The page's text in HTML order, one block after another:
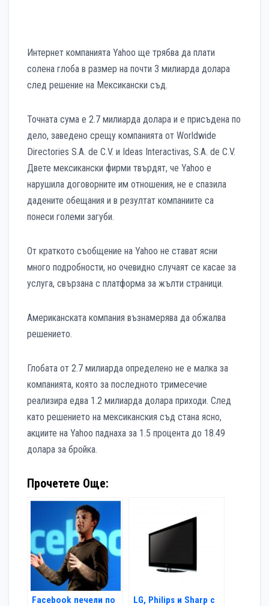
Интернет компанията Yahoo ще трябва да плати
солена глоба в размер на почти 3 милиарда долара
след решение на Мексикански съд.
Точната сума е 2.7 милиарда долара и е присъдена по
дело, заведено срещу компанията от Worldwide
Directories S.A. de C.V. и Ideas Interactivas, S.A. de C.V.
Двете мексикански фирми твърдят, че Yahoo е
нарушила договорните им отношения, не е спазила
дадените обещания и в резултат компаниите са
понеси големи загуби.
От краткото съобщение на Yahoo не стават ясни
много подробности, но очевидно случаят се касае за
услуга, свързана с платформа за жълти страници.
Американската компания възнамерява да обжалва
решението.
Глобата от 2.7 милиарда определено не е малка за
компанията, която за последното тримесечие
реализира едва 1.2 милиарда долара приходи. След
като решението на мексиканския съд стана ясно,
акциите на Yahoo паднаха за 1.5 процента до 18.49
долара за бройка.
Прочетете Още:
Facebook печели по
LG, Philips и Sharp с